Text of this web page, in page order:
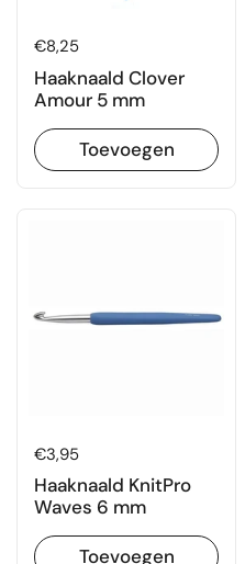
Prijs:
€8,25
Haaknaald Clover
Amour 5 mm
Toevoegen
Prijs:
€3,95
Haaknaald KnitPro
Waves 6 mm
Toevoegen